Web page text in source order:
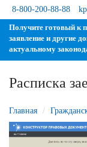
8-800-200-88-88
Получите готовый к
заявление и другие
актуальному
Расписка
Главная